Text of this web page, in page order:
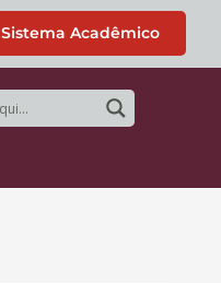
Sistema Acadêmico